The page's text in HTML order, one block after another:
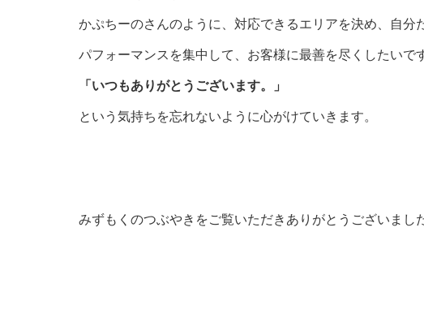
かぷちーのさんのように、対応できるエリアを決め、自分
パフォーマンスを集中して、お客様に最善を尽くしたいで
「いつもありがとうございます。」
という気持ちを忘れないように心がけていきます。
みずもくのつぶやきをご覧いただきありがとうございました